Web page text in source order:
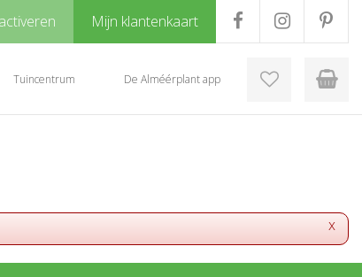
Mijn klantenkaart
Tuincentrum De Alméérplant app
x